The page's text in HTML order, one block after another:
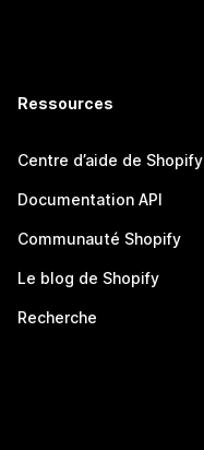
Ressources
Centre d’aide de Shopify
Documentation API
Communauté Shopify
Le blog de Shopify
Recherche